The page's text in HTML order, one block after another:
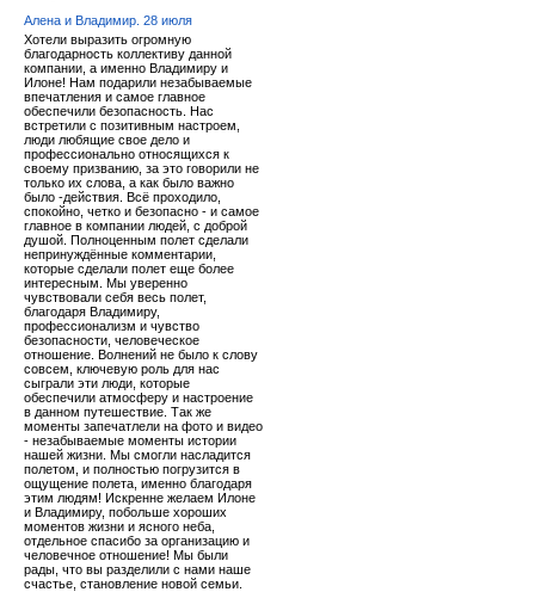
Алена и Владимир. 28 июля
Хотели выразить огромную
благодарность коллективу данной
компании, а именно Владимиру и
Илоне! Нам подарили незабываемые
впечатления и самое главное
обеспечили безопасность. Нас
встретили с позитивным настроем,
люди любящие свое дело и
профессионально относящихся к
своему призванию, за это говорили не
только их слова, а как было важно
было -действия. Всё проходило,
спокойно, четко и безопасно - и самое
главное в компании людей, с доброй
душой. Полноценным полет сделали
непринуждённые комментарии,
которые сделали полет еще более
интересным. Мы уверенно
чувствовали себя весь полет,
благодаря Владимиру,
профессионализм и чувство
безопасности, человеческое
отношение. Волнений не было к слову
совсем, ключевую роль для нас
сыграли эти люди, которые
обеспечили атмосферу и настроение
в данном путешествие. Так же
моменты запечатлели на фото и видео
- незабываемые моменты истории
нашей жизни. Мы смогли насладится
полетом, и полностью погрузится в
ощущение полета, именно благодаря
этим людям! Искренне желаем Илоне
и Владимиру, побольше хороших
моментов жизни и ясного неба,
отдельное спасибо за организацию и
человечное отношение! Мы были
рады, что вы разделили с нами наше
счастье, становление новой семьи.